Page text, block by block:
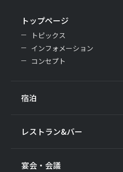
トップページ
トピックス
インフォメーション
コンセプト
宿泊
レストラン&バー
宴会・会議